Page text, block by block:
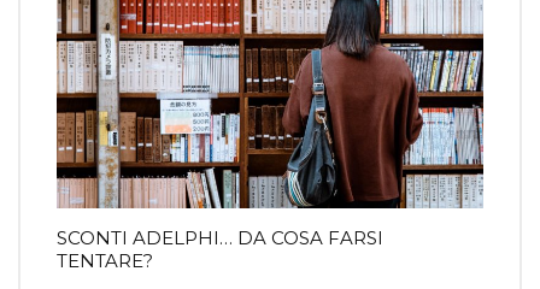
SCONTI ADELPHI… DA COSA FARSI
TENTARE?